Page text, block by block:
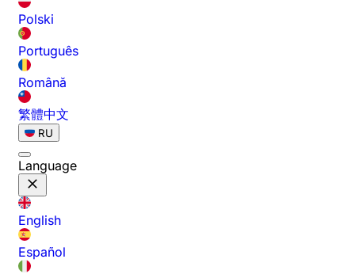
Polski
Português
Română
繁體中文
RU
Language
English
Español